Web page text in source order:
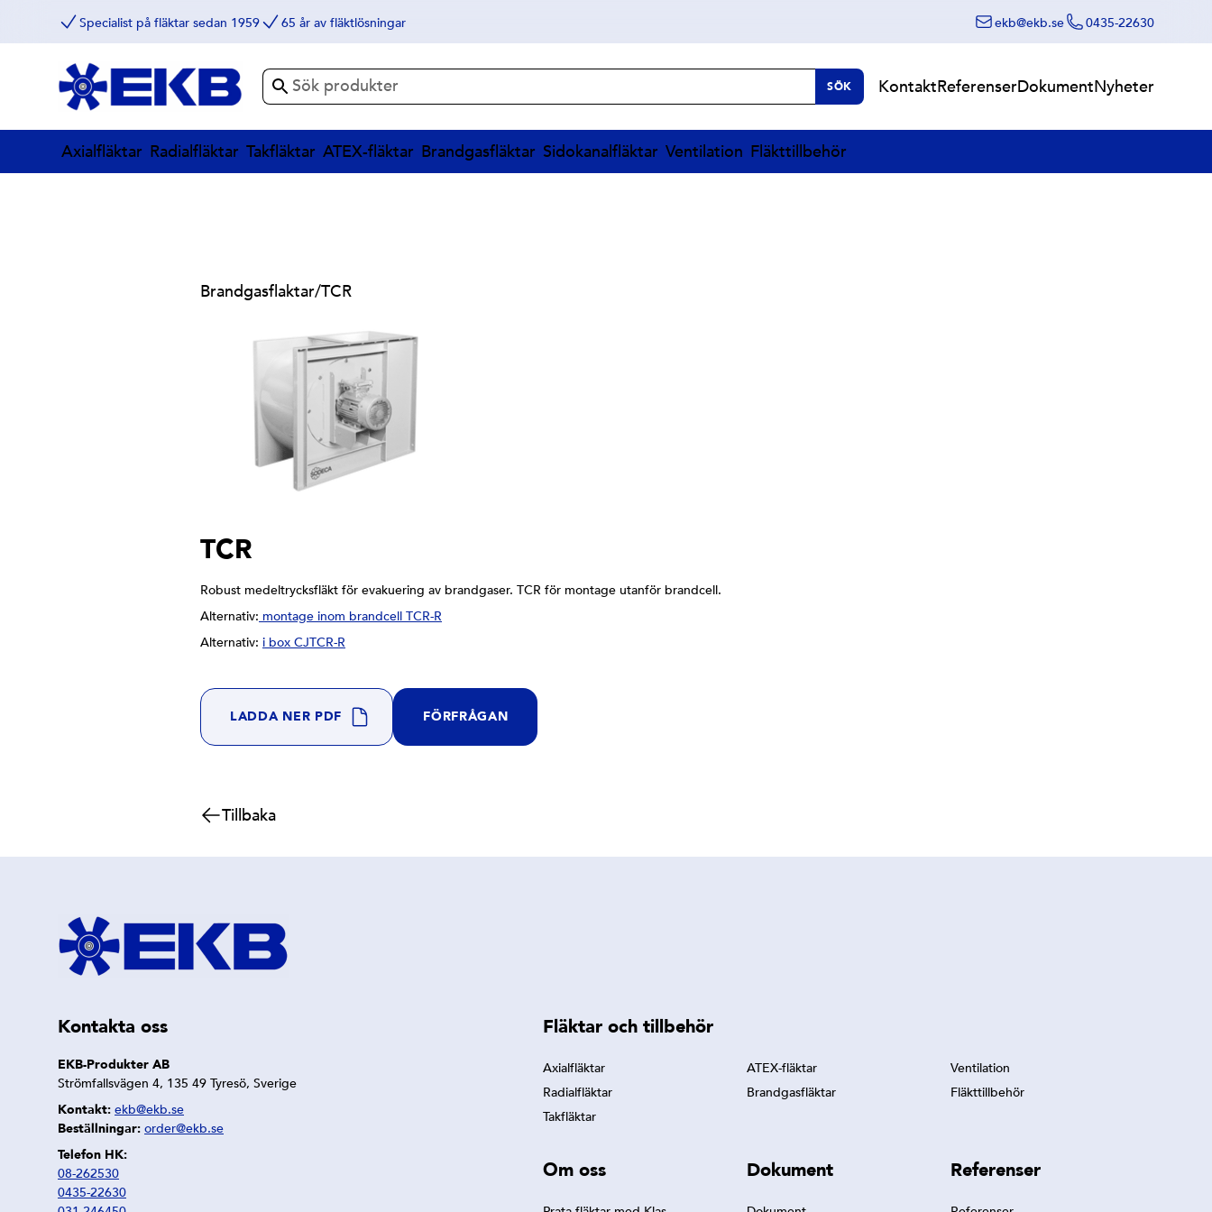
Specialist på fläktar sedan 1959 65 år av fläktlösningar ekb@ekb.se 0435-22630
SÖK KontaktReferenserDokumentNyheter
Axialfläktar Radialfläktar Takfläktar ATEX-fläktar Brandgasfläktar Sidokanalfläktar Ventilation Fläkttillbehör
Brandgasflaktar/TCR
TCR
Robust medeltrycksfläkt för evakuering av brandgaser. TCR för montage utanför brandcell.
Alternativ: montage inom brandcell TCR-R
Alternativ: i box CJTCR-R
LADDA NER PDF FÖRFRÅGAN
Tillbaka
Kontakta oss
EKB-Produkter AB
Strömfallsvägen 4, 135 49 Tyresö, Sverige
Kontakt: ekb@ekb.se
Beställningar: order@ekb.se
Telefon HK:
08-262530
0435-22630
Fläktar och tillbehör
Axialfläktar
Radialfläktar
Takfläktar
ATEX-fläktar
Brandgasfläktar
Ventilation
Fläkttillbehör
Om oss Dokument Referenser